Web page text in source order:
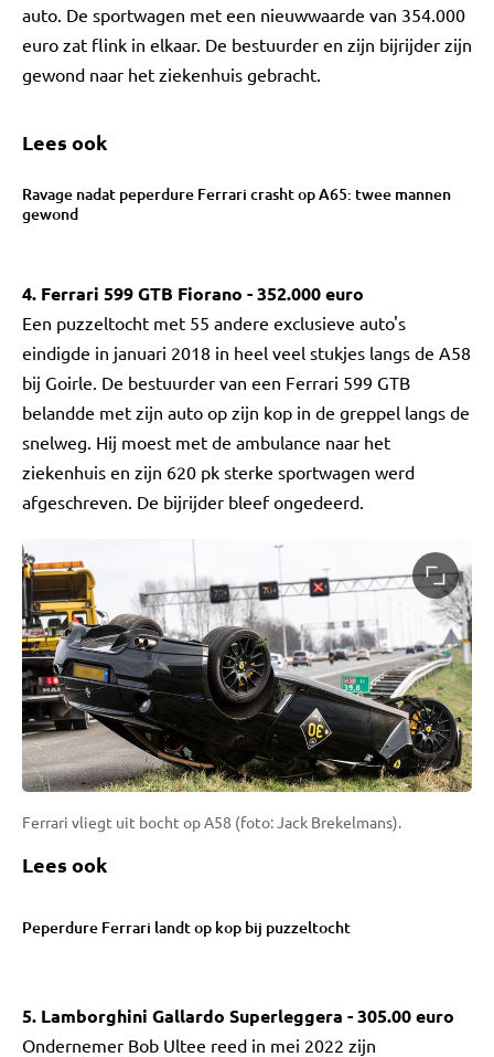
auto. De sportwagen met een nieuwwaarde van 354.000
euro zat flink in elkaar. De bestuurder en zijn bijrijder zijn
gewond naar het ziekenhuis gebracht.
Lees ook
Ravage nadat peperdure Ferrari crasht op A65: twee mannen
gewond
4. Ferrari 599 GTB Fiorano - 352.000 euro
Een puzzeltocht met 55 andere exclusieve auto's
eindigde in januari 2018 in heel veel stukjes langs de A58
bij Goirle. De bestuurder van een Ferrari 599 GTB
belandde met zijn auto op zijn kop in de greppel langs de
snelweg. Hij moest met de ambulance naar het
ziekenhuis en zijn 620 pk sterke sportwagen werd
afgeschreven. De bijrijder bleef ongedeerd.
Ferrari vliegt uit bocht op A58 (foto: Jack Brekelmans).
Lees ook
Peperdure Ferrari landt op kop bij puzzeltocht
5. Lamborghini Gallardo Superleggera - 305.00 euro
Ondernemer Bob Ultee reed in mei 2022 zijn